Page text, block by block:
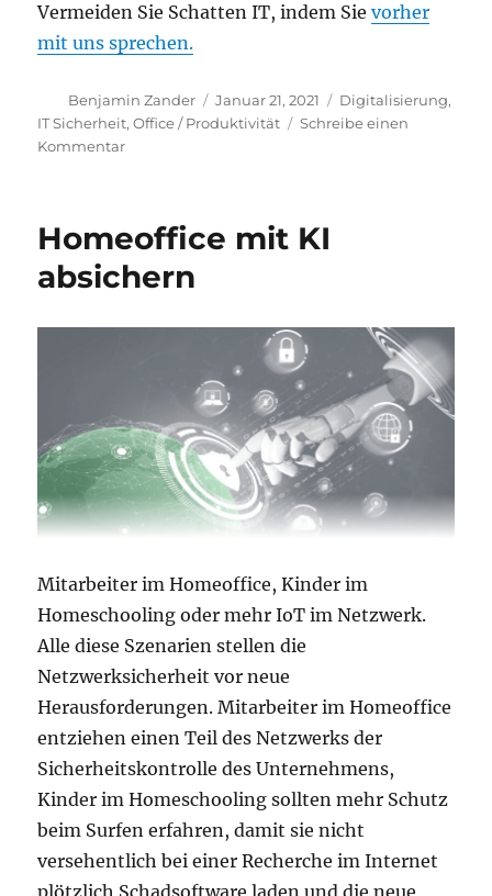
Vermeiden Sie Schatten IT, indem Sievorher
mit uns sprechen.
Autor
Benjamin Zander
Veröffentlicht
am
Januar 21, 2021 Kategorien
Digitalisierung,
IT Sicherheit,Office / Produktivität
Schreibe einen
Kommentarzu
Homeoffice mit KI
absichern
Mitarbeiter im Homeoffice, Kinder im
Homeschooling oder mehr IoT im Netzwerk.
Alle diese Szenarien stellen die
Netzwerksicherheit vor neue
Herausforderungen. Mitarbeiter im Homeoffice
entziehen einen Teil des Netzwerks der
Sicherheitskontrolle des Unternehmens,
Kinder im Homeschooling sollten mehr Schutz
beim Surfen erfahren, damit sie nicht
versehentlich bei einer Recherche im Internet